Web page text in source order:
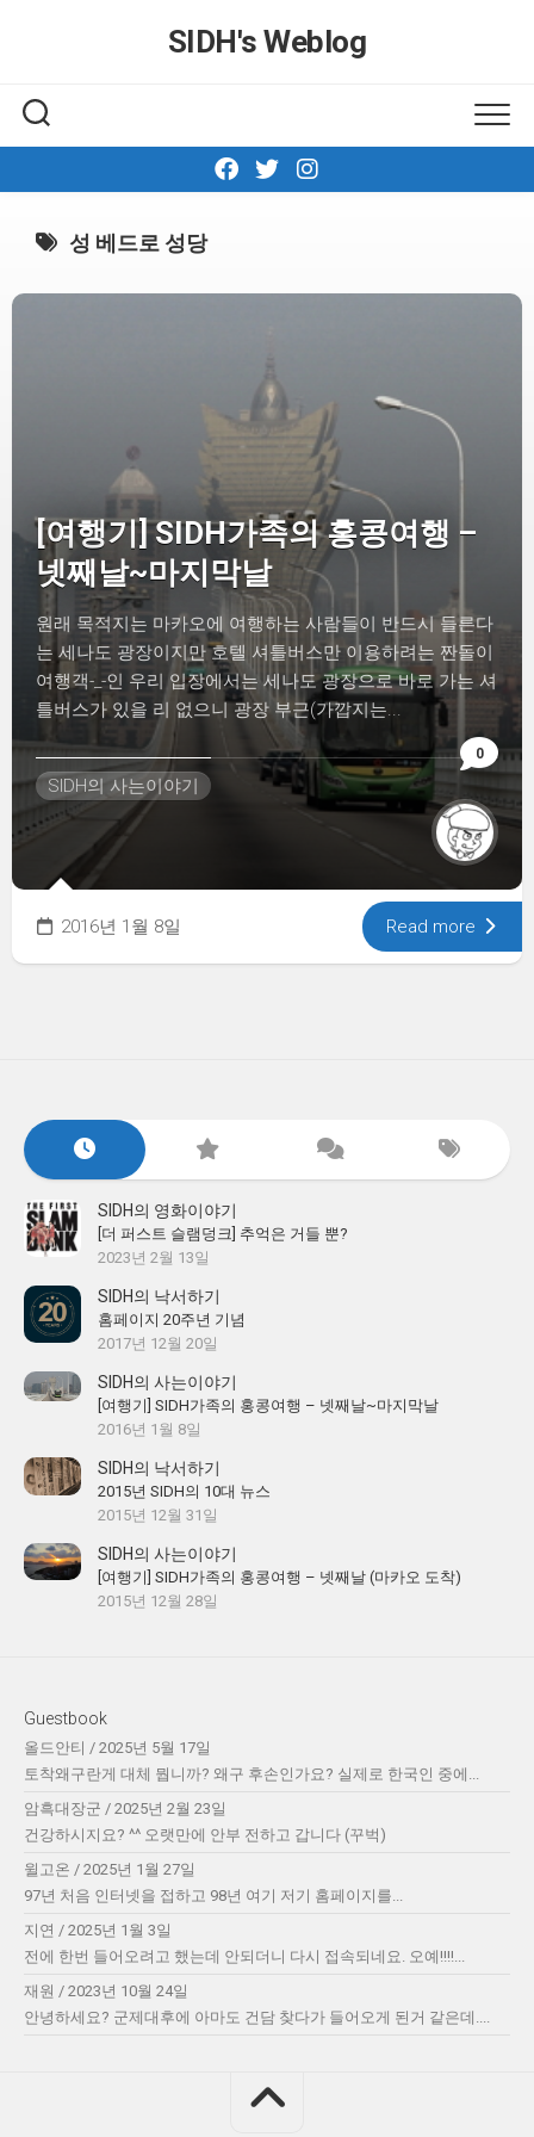
SIDH′s Weblog
성 베드로 성당
0
[여행기] SIDH가족의 홍콩여행 –
넷째날~마지막날
원래 목적지는 마카오에 여행하는 사람들이 반드시 들른다
는 세나도 광장이지만 호텔 셔틀버스만 이용하려는 짠돌이
여행객-_-인 우리 입장에서는 세나도 광장으로 바로 가는 셔
틀버스가 있을 리 없으니 광장 부근(가깝지는...
SIDH의 사는이야기
2016년 1월 8일 Read more
SIDH의 영화이야기
[더 퍼스트 슬램덩크] 추억은 거들 뿐?
2023년 2월 13일
SIDH의 낙서하기
홈페이지 20주년 기념
2017년 12월 20일
SIDH의 사는이야기
[여행기] SIDH가족의 홍콩여행 – 넷째날~마지막날
2016년 1월 8일
SIDH의 낙서하기
2015년 SIDH의 10대 뉴스
2015년 12월 31일
SIDH의 사는이야기
[여행기] SIDH가족의 홍콩여행 – 넷째날 (마카오 도착)
2015년 12월 28일
Guestbook
올드안티 / 2025년 5월 17일
토착왜구란게 대체 뭡니까? 왜구 후손인가요? 실제로 한국인 중에...
암흑대장군 / 2025년 2월 23일
건강하시지요? ^^ 오랫만에 안부 전하고 갑니다 (꾸벅)
윌고온 / 2025년 1월 27일
97년 처음 인터넷을 접하고 98년 여기 저기 홈페이지를...
지연 / 2025년 1월 3일
전에 한번 들어오려고 했는데 안되더니 다시 접속되네요. 오예!!!!...
재원 / 2023년 10월 24일
안녕하세요? 군제대후에 아마도 건담 찾다가 들어오게 된거 같은데....